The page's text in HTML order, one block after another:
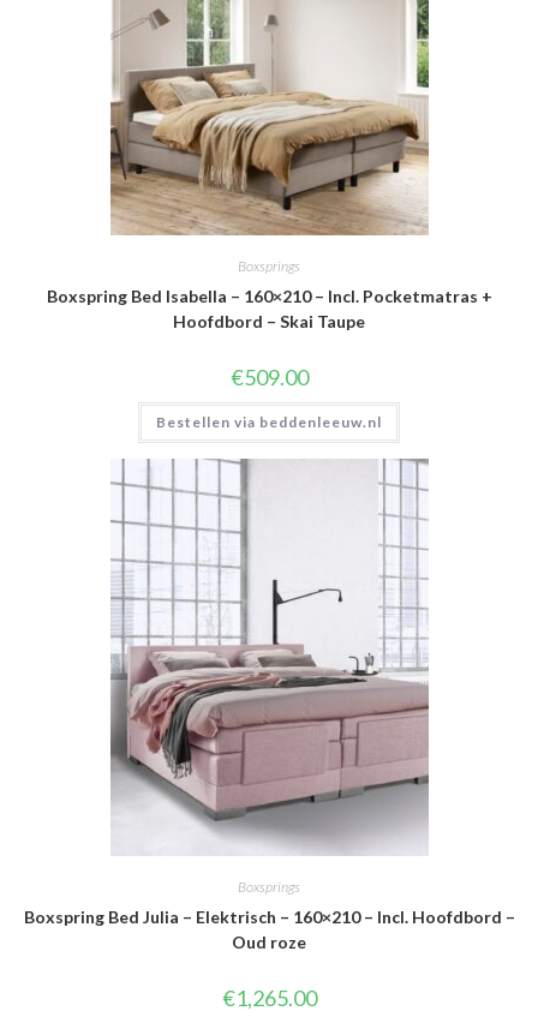
Boxsprings
Boxspring Bed Isabella – 160×210 – Incl. Pocketmatras +
Hoofdbord – Skai Taupe
€509.00
Bestellen via beddenleeuw.nl
Boxsprings
Boxspring Bed Julia – Elektrisch – 160×210 – Incl. Hoofdbord –
Oud roze
€1,265.00